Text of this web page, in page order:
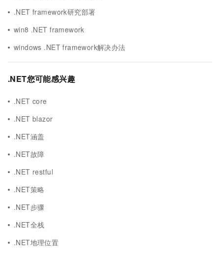
.NET framework研究部署
win8 .NET framework
windows .NET framework解决办法
.NET您可能感兴趣
.NET core
.NET blazor
.NET涵盖
.NET故障
.NET restful
.NET策略
.NET步骤
.NET全栈
.NET地理位置